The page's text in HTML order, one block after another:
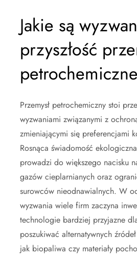
Jakie są
przyszłość
Przemysł petrochemiczny stoi
wyzwaniami związanymi z
zmieniającymi się preferencjami
Rosnąca świadomość
prowadzi do większego nacisku
gazów cieplarnianych oraz
surowców nieodnawialnych. W
wyzwania wiele firm zaczyna
technologie bardziej przyjazne
poszukiwać alternatywnych
jak biopaliwa czy materiały